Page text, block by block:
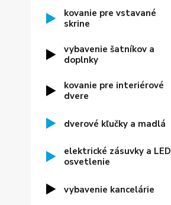
kovanie pre vstavané
skrine
vybavenie šatníkov a
doplnky
kovanie pre interiérové
dvere
dverové kľučky a madlá
elektrické zásuvky a LED
osvetlenie
vybavenie kancelárie